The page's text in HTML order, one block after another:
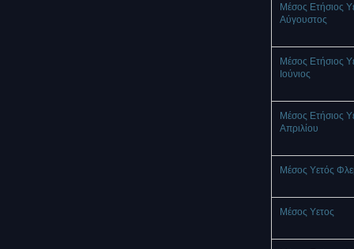
Μέσος Ετήσιος
Αύγουστος
Μέσος Ετήσιος
Ιούνιος
Μέσος Ετήσιος
Απριλίου
Μέσος Υετός
Mέσος Υετος